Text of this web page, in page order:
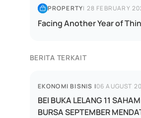
PROPERTY| 28 FEBRUARY
Facing Another Year of
BERITA TERKAIT
EKONOMI BISNIS |06 AUGUST
BEI BUKA LELANG 11
BURSA SEPTEMBER